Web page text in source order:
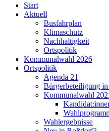
Start
Aktuell
Busfahrplan
Klimaschutz
Nachhaltigkeit
Ortspolitik
Kommunalwahl 2026
Ortspolitik
Agenda 21
Bürgerbeteiligung
Kommunalwahl
Wahlergebnisse